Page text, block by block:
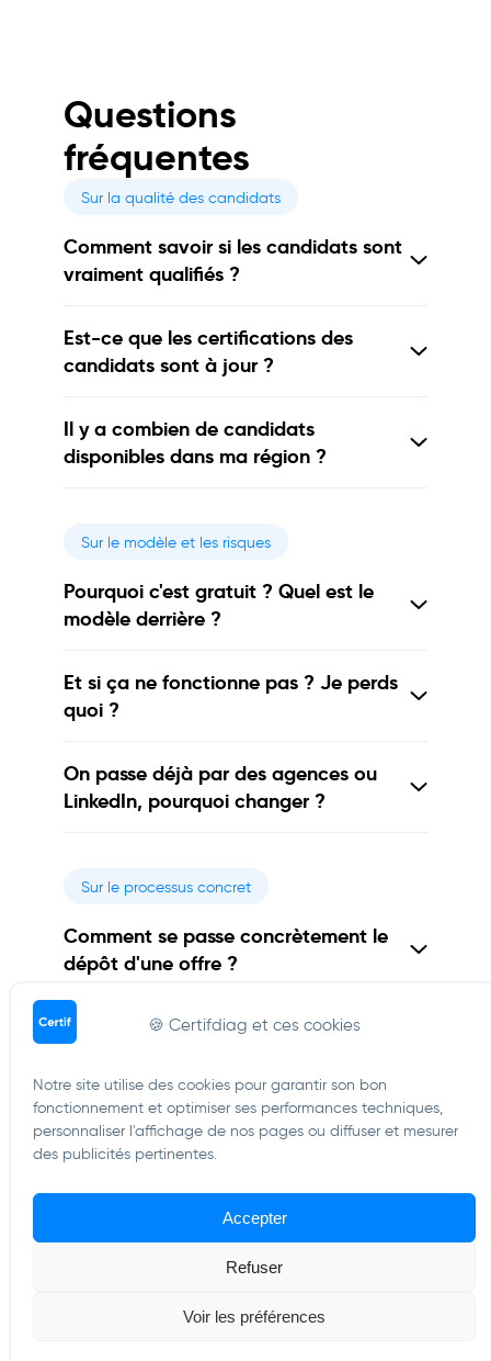
🍪 Certifdiag et ces cookies
Notre site utilise des cookies pour garantir son bon
fonctionnement et optimiser ses performances techniques,
personnaliser l'affichage de nos pages ou diffuser et mesurer
des publicités pertinentes.
Accepter
Refuser
Voir les préférences
Questions
fréquentes
Sur la qualité des candidats
Comment savoir si les candidats sont
vraiment qualifiés ?
Est-ce que les certifications des
candidats sont à jour ?
Il y a combien de candidats
disponibles dans ma région ?
Sur le modèle et les risques
Pourquoi c'est gratuit ? Quel est le
modèle derrière ?
Et si ça ne fonctionne pas ? Je perds
quoi ?
On passe déjà par des agences ou
LinkedIn, pourquoi changer ?
Sur le processus concret
Comment se passe concrètement le
dépôt d'une offre ?
Est-ce que les candidats sont
Qui voit mon offre ? Est-ce public ?
immobilier